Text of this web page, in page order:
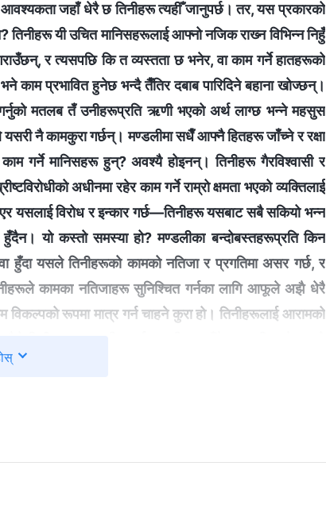
जहाँ धेरै छ तिनीहरू त्यहीँ जानुपर्छ। तर, यस प्रकारको
तिनीहरू यी उचित मानिसहरूलाई आफ्‍नो नजिक राख्‍न विभिन्‍न निहुँ
र त्यसपछि कि त व्यस्तता छ भनेर, वा काम गर्ने हातहरूको
काम प्रभावित हुनेछ भन्दै तैँतिर दबाब पारिदिने बहाना खोज्छन्।
मतलब तँ उनीहरूप्रति ऋणी भएको अर्थ लाग्छ भन्ने महसुस
नै कामकुरा गर्छन्। मण्डलीमा सधैँ आफ्‍नै हितहरू जाँच्ने र रक्षा
गर्ने मानिसहरू हुन्? अवश्यै होइनन्। तिनीहरू गैरविश्वासी र
अधीनमा रहेर काम गर्ने राम्रो क्षमता भएको व्यक्तिलाई
यसलाई विरोध र इन्कार गर्छ—तिनीहरू यसबाट सबै सकियो भन्‍न
यो कस्तो समस्या हो? मण्डलीका बन्दोबस्तहरूप्रति किन
हुँदा यसले तिनीहरूको कामको नतिजा र प्रगतिमा असर गर्छ, र
कामका नतिजाहरू सुनिश्‍चित गर्नका लागि आफूले अझै धेरै
रूपमा मात्र गर्न चाहने कुरा हो। तिनीहरूलाई आरामको
आफ्नै काम समेत त्याग्न चाहन्छन्। के यो स्वार्थी र खराब कुरा
घरको नियम हो। ख्रीष्टविरोधीहरू परमेश्‍वरको घरका
निरन्तर षड्यन्‍त्र रच्छन्, र आफ्नै शक्ति र हैसियतलाई दह्रिलो
के यो स्वार्थी र नीच होइन र? बाहिरबाट हेर्दा, असल क्षमता
सरुवा गर्न नदिँदा, तिनीहरूले मण्डलीको कामको बारेमा सोचेर